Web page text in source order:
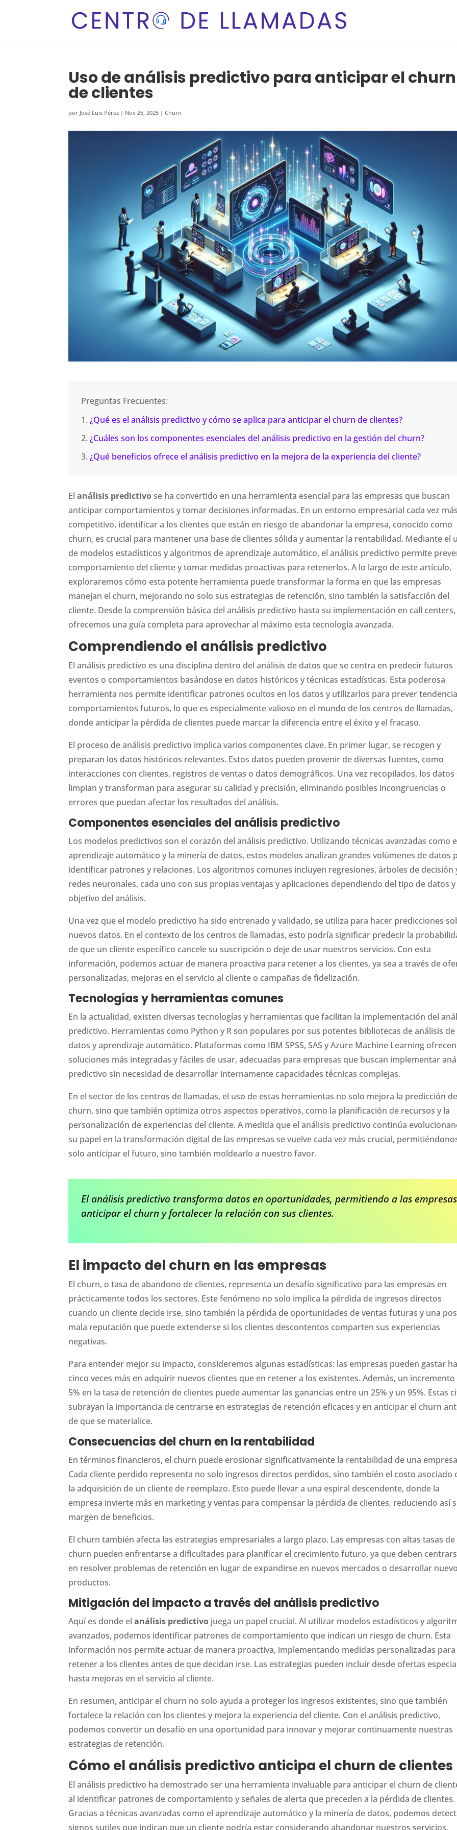
Uso de análisis predictivo para anticipar el churn
de clientes
por José Luis Pérez | Nov 25, 2025 |Churn
Preguntas Frecuentes:
¿Qué es el análisis predictivo y cómo se aplica para anticipar el churn de clientes?
¿Cuáles son los componentes esenciales del análisis predictivo en la gestión del churn?
¿Qué beneficios ofrece el análisis predictivo en la mejora de la experiencia del cliente?
Elanálisis predictivose ha convertido en una herramienta esencial para las empresas que buscan
anticipar comportamientos y tomar decisiones informadas. En un entorno empresarial cada vez más
competitivo, identificar a los clientes que están en riesgo de abandonar la empresa, conocido como
churn, es crucial para mantener una base de clientes sólida y aumentar la rentabilidad. Mediante el
de modelos estadísticos y algoritmos de aprendizaje automático, el análisis predictivo permite
comportamiento del cliente y tomar medidas proactivas para retenerlos. A lo largo de este artículo,
exploraremos cómo esta potente herramienta puede transformar la forma en que las empresas
manejan el churn, mejorando no solo sus estrategias de retención, sino también la satisfacción del
cliente. Desde la comprensión básica del análisis predictivo hasta su implementación en call centers,
ofrecemos una guía completa para aprovechar al máximo esta tecnología avanzada.
Comprendiendo el análisis predictivo
El análisis predictivo es una disciplina dentro del análisis de datos que se centra en predecir futuros
eventos o comportamientos basándose en datos históricos y técnicas estadísticas. Esta poderosa
herramienta nos permite identificar patrones ocultos en los datos y utilizarlos para prever
comportamientos futuros, lo que es especialmente valioso en el mundo de los centros de llamadas,
donde anticipar la pérdida de clientes puede marcar la diferencia entre el éxito y el fracaso.
El proceso de análisis predictivo implica varios componentes clave. En primer lugar, se recogen y
preparan los datos históricos relevantes. Estos datos pueden provenir de diversas fuentes, como
interacciones con clientes, registros de ventas o datos demográficos. Una vez recopilados, los datos
limpian y transforman para asegurar su calidad y precisión, eliminando posibles incongruencias o
errores que puedan afectar los resultados del análisis.
Componentes esenciales del análisis predictivo
Los modelos predictivos son el corazón del análisis predictivo. Utilizando técnicas avanzadas como
aprendizaje automático y la minería de datos, estos modelos analizan grandes volúmenes de datos
identificar patrones y relaciones. Los algoritmos comunes incluyen regresiones, árboles de decisión
redes neuronales, cada uno con sus propias ventajas y aplicaciones dependiendo del tipo de datos y
objetivo del análisis.
Una vez que el modelo predictivo ha sido entrenado y validado, se utiliza para hacer predicciones
nuevos datos. En el contexto de los centros de llamadas, esto podría significar predecir la
de que un cliente específico cancele su suscripción o deje de usar nuestros servicios. Con esta
información, podemos actuar de manera proactiva para retener a los clientes, ya sea a través de
personalizadas, mejoras en el servicio al cliente o campañas de fidelización.
Tecnologías y herramientas comunes
En la actualidad, existen diversas tecnologías y herramientas que facilitan la implementación del
predictivo. Herramientas como Python y R son populares por sus potentes bibliotecas de análisis de
datos y aprendizaje automático. Plataformas como IBM SPSS, SAS y Azure Machine Learning ofrecen
soluciones más integradas y fáciles de usar, adecuadas para empresas que buscan implementar
predictivo sin necesidad de desarrollar internamente capacidades técnicas complejas.
En el sector de los centros de llamadas, el uso de estas herramientas no solo mejora la predicción de
churn, sino que también optimiza otros aspectos operativos, como la planificación de recursos y la
personalización de experiencias del cliente. A medida que el análisis predictivo continúa
su papel en la transformación digital de las empresas se vuelve cada vez más crucial,
solo anticipar el futuro, sino también moldearlo a nuestro favor.
El análisis predictivo transforma datos en oportunidades, permitiendo a las empresas
anticipar el churn y fortalecer la relación con sus clientes.
El impacto del churn en las empresas
El churn, o tasa de abandono de clientes, representa un desafío significativo para las empresas en
prácticamente todos los sectores. Este fenómeno no solo implica la pérdida de ingresos directos
cuando un cliente decide irse, sino también la pérdida de oportunidades de ventas futuras y una
mala reputación que puede extenderse si los clientes descontentos comparten sus experiencias
negativas.
Para entender mejor su impacto, consideremos algunas estadísticas: las empresas pueden gastar
cinco veces más en adquirir nuevos clientes que en retener a los existentes. Además, un incremento
5% en la tasa de retención de clientes puede aumentar las ganancias entre un 25% y un 95%. Estas
subrayan la importancia de centrarse en estrategias de retención eficaces y en anticipar el churn
de que se materialice.
Consecuencias del churn en la rentabilidad
En términos financieros, el churn puede erosionar significativamente la rentabilidad de una
Cada cliente perdido representa no solo ingresos directos perdidos, sino también el costo asociado
la adquisición de un cliente de reemplazo. Esto puede llevar a una espiral descendente, donde la
empresa invierte más en marketing y ventas para compensar la pérdida de clientes, reduciendo así
margen de beneficios.
El churn también afecta las estrategias empresariales a largo plazo. Las empresas con altas tasas de
churn pueden enfrentarse a dificultades para planificar el crecimiento futuro, ya que deben
en resolver problemas de retención en lugar de expandirse en nuevos mercados o desarrollar
productos.
Mitigación del impacto a través del análisis predictivo
Aquí es donde elanálisis predictivo juega un papel crucial. Al utilizar modelos estadísticos y
avanzados, podemos identificar patrones de comportamiento que indican un riesgo de churn. Esta
información nos permite actuar de manera proactiva, implementando medidas personalizadas para
retener a los clientes antes de que decidan irse. Las estrategias pueden incluir desde ofertas
hasta mejoras en el servicio al cliente.
En resumen, anticipar el churn no solo ayuda a proteger los ingresos existentes, sino que también
fortalece la relación con los clientes y mejora la experiencia del cliente. Con el análisis predictivo,
podemos convertir un desafío en una oportunidad para innovar y mejorar continuamente nuestras
estrategias de retención.
Cómo el análisis predictivo anticipa el churn de clientes
El análisis predictivo ha demostrado ser una herramienta invaluable para anticipar el churn de
al identificar patrones de comportamiento y señales de alerta que preceden a la pérdida de clientes.
Gracias a técnicas avanzadas como el aprendizaje automático y la minería de datos, podemos
signos sutiles que indican que un cliente podría estar considerando abandonar nuestros servicios.